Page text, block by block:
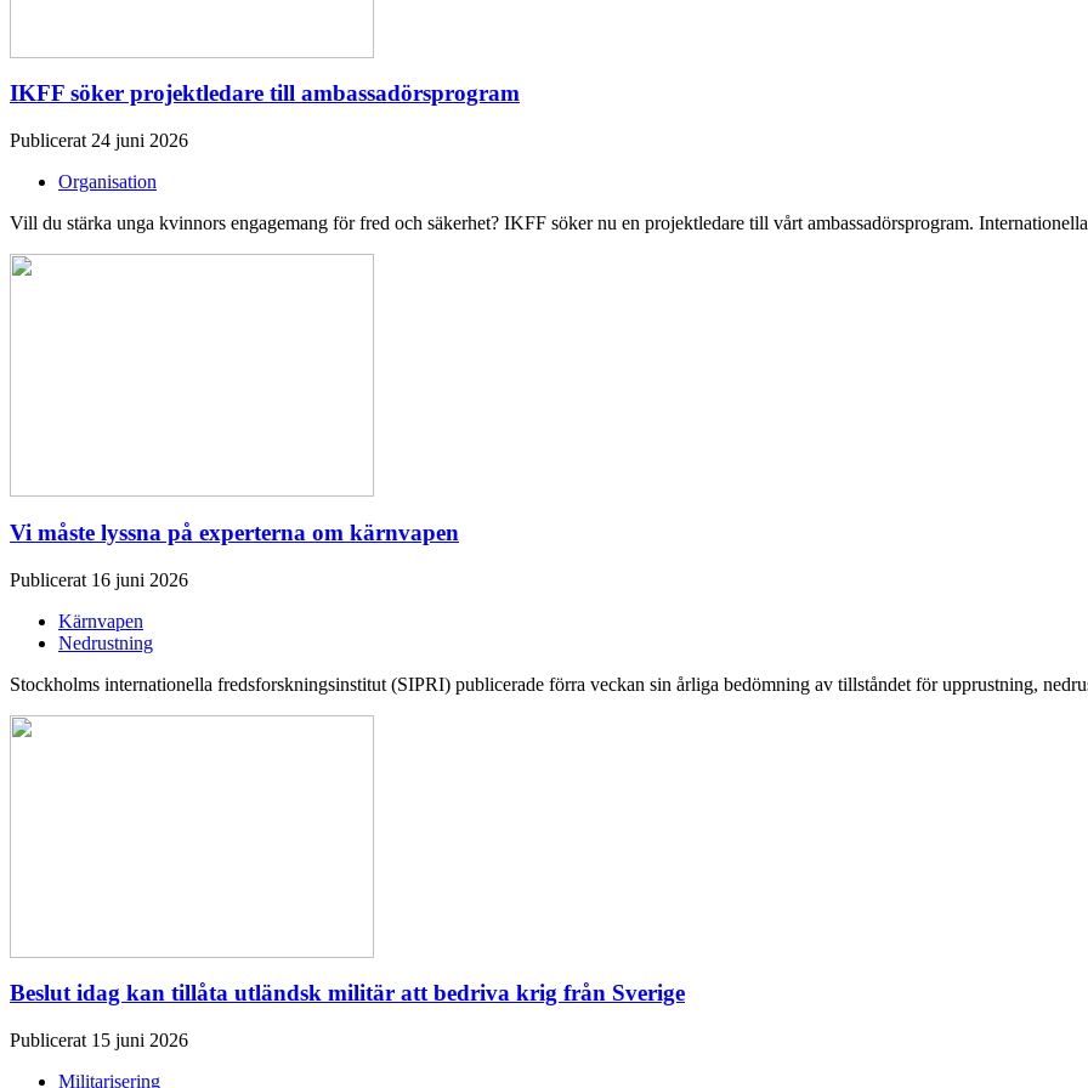
IKFF söker projektledare till ambassadörsprogram
Publicerat 24 juni 2026
Organisation
Vill du stärka unga kvinnors engagemang för fred och säkerhet? IKFF söker nu en projektledare till vårt ambassadörsprogram.
Vi måste lyssna på experterna om kärnvapen
Publicerat 16 juni 2026
Kärnvapen
Nedrustning
Stockholms internationella fredsforskningsinstitut (SIPRI) publicerade förra veckan sin årliga bedömning av tillståndet för upprustning,
Beslut idag kan tillåta utländsk militär att bedriva krig från Sverige
Publicerat 15 juni 2026
Militarisering